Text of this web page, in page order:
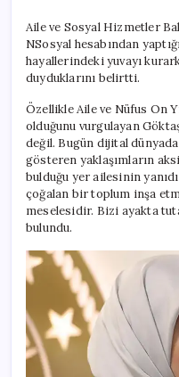
Aile ve Sosyal Hizmetler
NSosyal hesabından
hayallerindeki yuvayı
duyduklarını belirtti.
Özellikle Aile ve Nüfus On
olduğunu vurgulayan
değil. Bugün dijital
gösteren yaklaşımların
bulduğu yer ailesinin
çoğalan bir toplum inşa
meselesidir. Bizi ayakta
bulundu.